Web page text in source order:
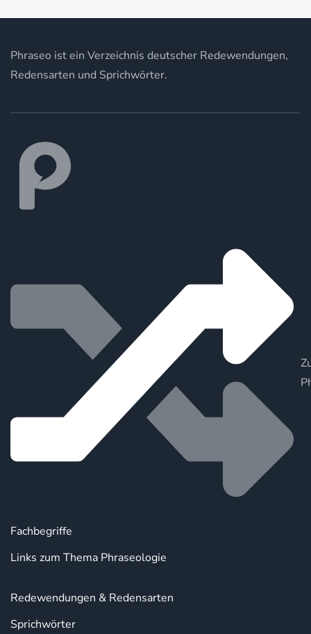
Phraseo ist ein Verzeichnis deutscher Redewendungen,
Redensarten und Sprichwörter.
Fachbegriffe
Links zum Thema Phraseologie
Redewendungen & Redensarten
Sprichwörter